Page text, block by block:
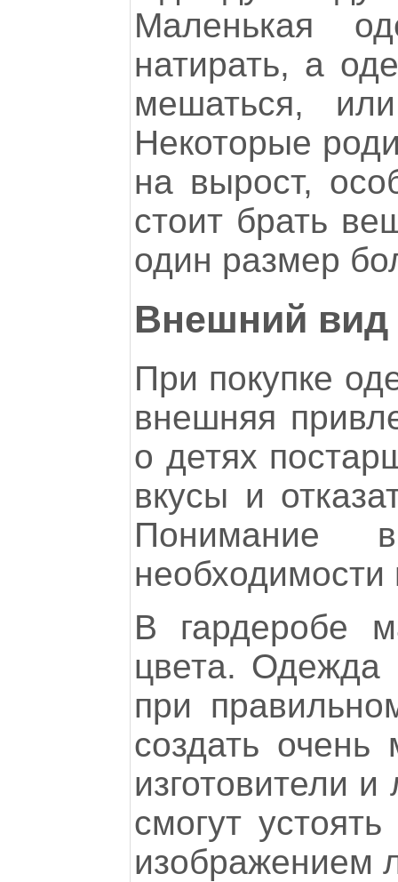
Маленькая
натирать, а
мешаться,
Некоторые
на вырост,
стоит брать
один размер
Внешний вид
При покупке
внешняя
о детях
вкусы и
Понимание
необходимости
В гардеробе
цвета.
при
создать
изготовители
смогут
изображением